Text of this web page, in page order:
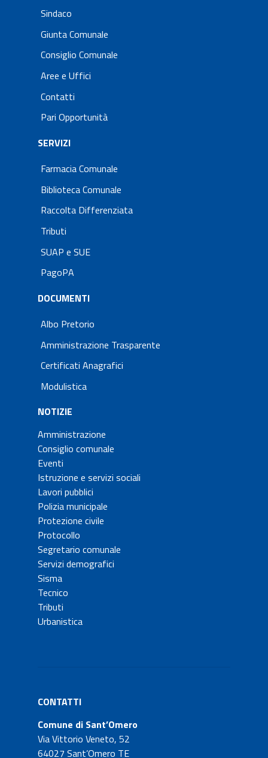
Sindaco
Giunta Comunale
Consiglio Comunale
Aree e Uffici
Contatti
Pari Opportunità
SERVIZI
Farmacia Comunale
Biblioteca Comunale
Raccolta Differenziata
Tributi
SUAP e SUE
PagoPA
DOCUMENTI
Albo Pretorio
Amministrazione Trasparente
Certificati Anagrafici
Modulistica
NOTIZIE
Amministrazione
Consiglio comunale
Eventi
Istruzione e servizi sociali
Lavori pubblici
Polizia municipale
Protezione civile
Protocollo
Segretario comunale
Servizi demografici
Sisma
Tecnico
Tributi
Urbanistica
CONTATTI
Comune di Sant’Omero
Via Vittorio Veneto, 52
64027 Sant’Omero TE